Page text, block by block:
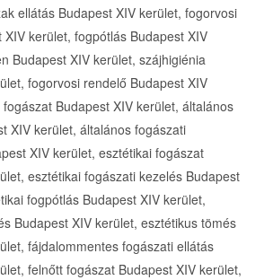
ellátás Budapest XIV kerület, fogorvosi
kerület, fogpótlás Budapest XIV
Budapest XIV kerület, szájhigiénia
fogorvosi rendelő Budapest XIV
Budapest XIV kerület, általános
XIV kerület, általános fogászati
XIV kerület, esztétikai fogászat
esztétikai fogászati kezelés Budapest
fogpótlás Budapest XIV kerület,
Budapest XIV kerület, esztétikus tömés
fájdalommentes fogászati ellátás
felnőtt fogászat Budapest XIV kerület,